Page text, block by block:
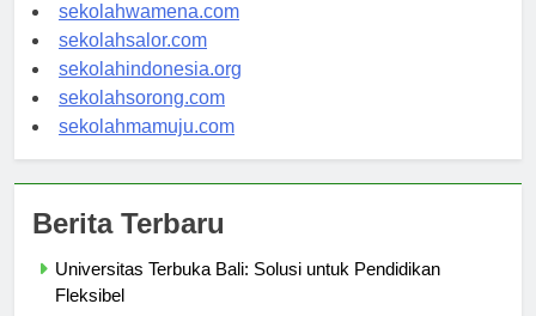
sekolahnabire.com
sekolahwamena.com
sekolahsalor.com
sekolahindonesia.org
sekolahsorong.com
Universitas Terbuka Bali: Solusi untuk Pendidikan